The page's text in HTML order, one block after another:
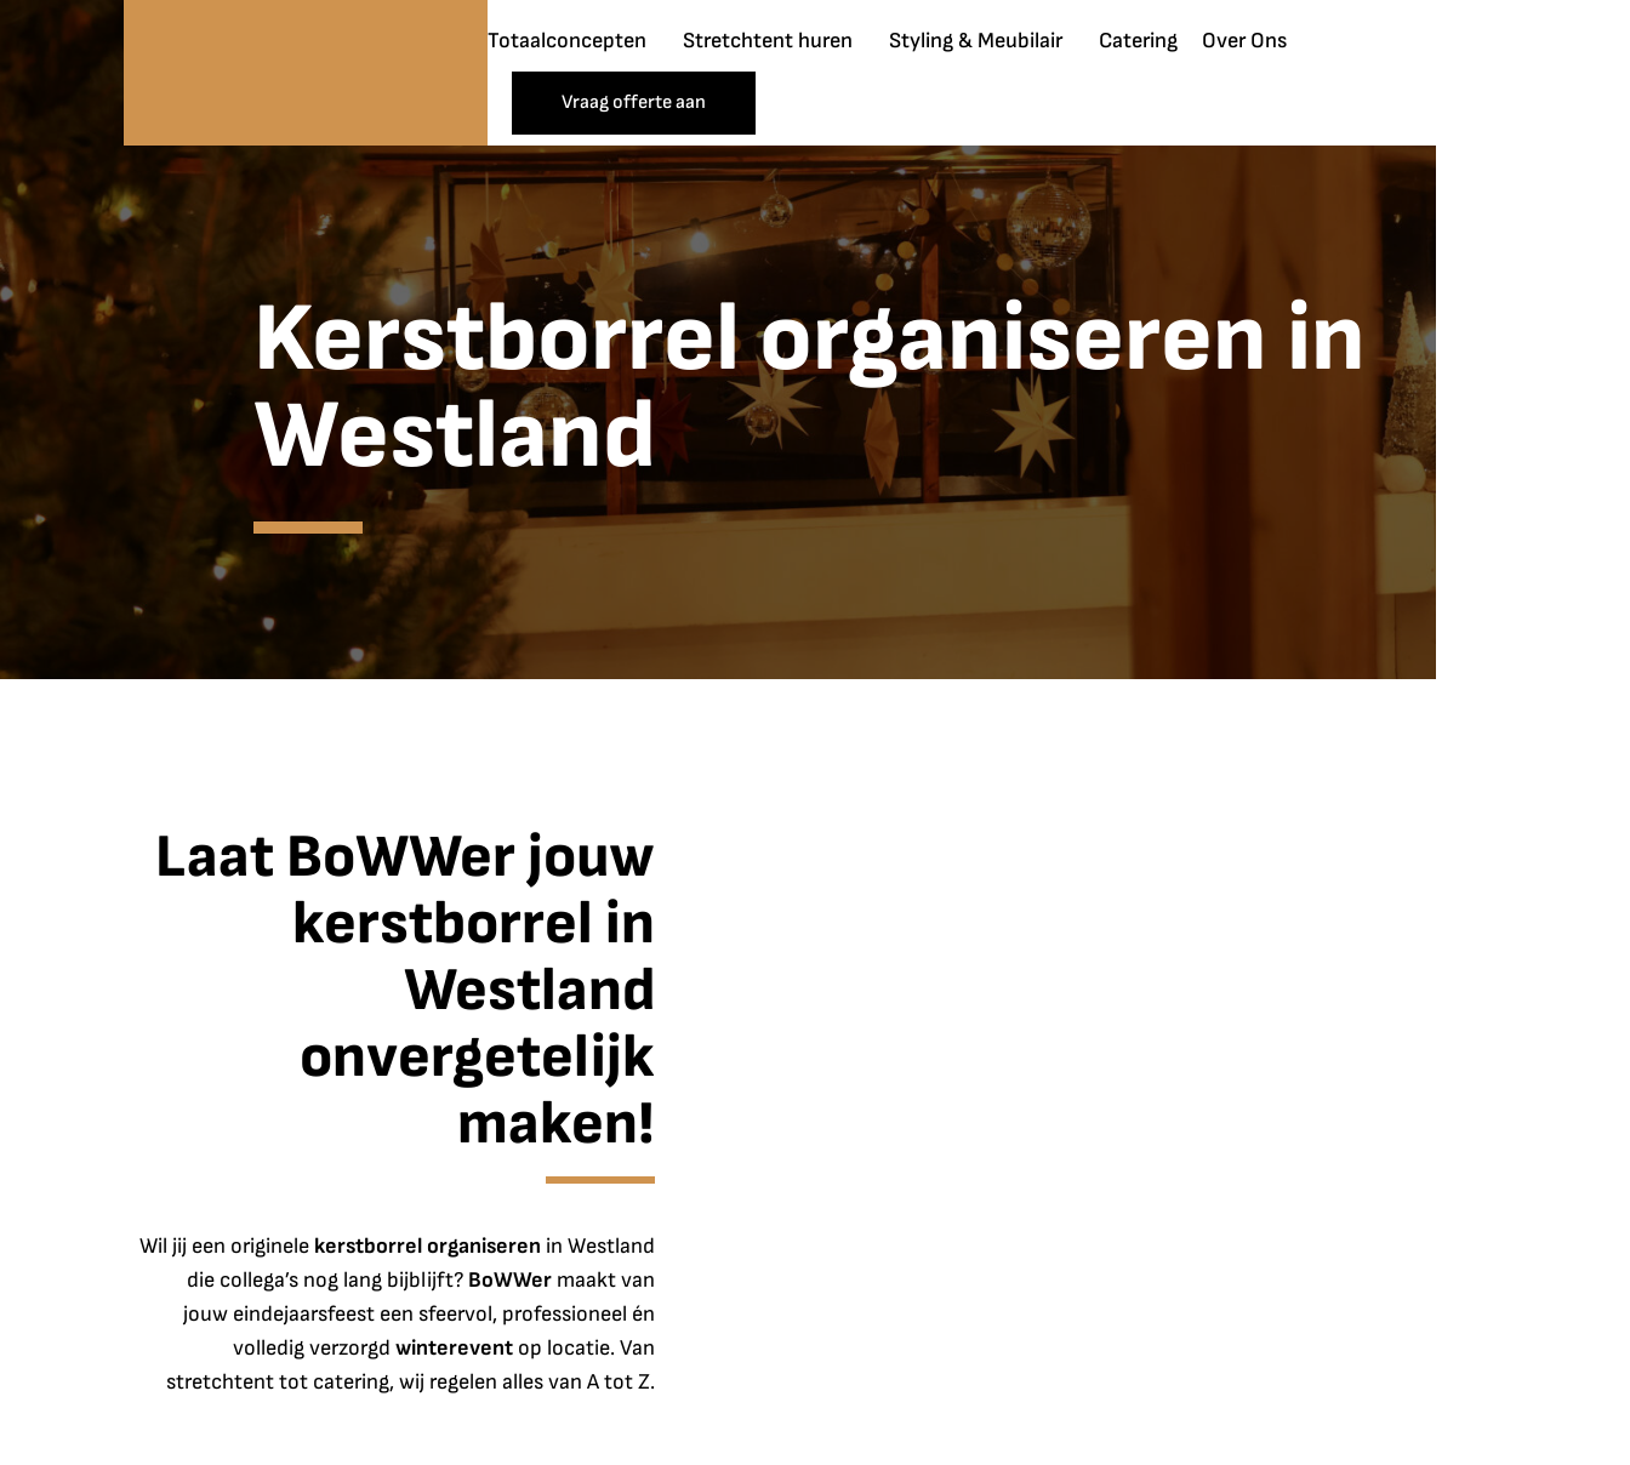
Totaalconcepten Stretchtent huren Styling & Meubilair Catering Over Ons
Vraag offerte aan
Kerstborrel organiseren in
Westland
Laat BoWWer jouw
kerstborrel in
Westland
onvergetelijk
maken!
Wil jij een originele kerstborrel organiseren in Westland
die collega’s nog lang bijblijft? BoWWer maakt van
jouw eindejaarsfeest een sfeervol, professioneel én
volledig verzorgd winterevent op locatie. Van
stretchtent tot catering, wij regelen alles van A tot Z.